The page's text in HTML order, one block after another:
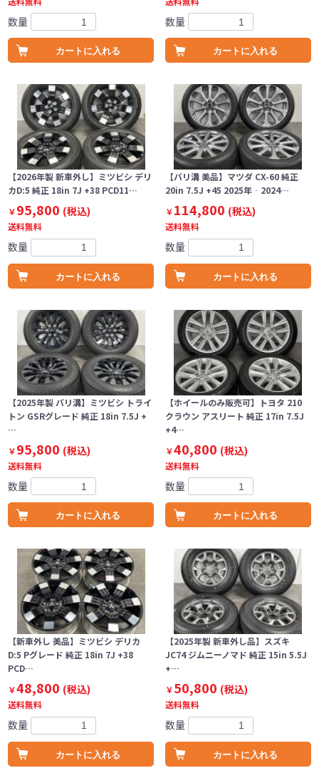
数量
カートに入れる
数量
カートに入れる
【2026年製 新車外し】ミツビシ デリ
カD:5 純正 18in 7J +38 PCD11…
￥95,800 (税込)
送料無料
数量
カートに入れる
【バリ溝 美品】マツダ CX-60 純正
20in 7.5J +45 2025年‐2024…
￥114,800 (税込)
送料無料
数量
カートに入れる
【2025年製 バリ溝】ミツビシ トライ
トン GSRグレード 純正 18in 7.5J +
…
￥95,800 (税込)
送料無料
数量
カートに入れる
【ホイールのみ販売可】トヨタ 210
クラウン アスリート 純正 17in 7.5J
+4…
￥40,800 (税込)
送料無料
数量
カートに入れる
【新車外し 美品】ミツビシ デリカ
D:5 Pグレード 純正 18in 7J +38
PCD…
￥48,800 (税込)
送料無料
数量
カートに入れる
【2025年製 新車外し品】スズキ
JC74 ジムニーノマド 純正 15in 5.5J
+…
￥50,800 (税込)
送料無料
数量
カートに入れる